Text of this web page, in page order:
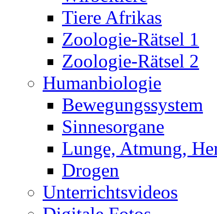
Tiere Afrikas
Zoologie-Rätsel 1
Zoologie-Rätsel 2
Humanbiologie
Bewegungssystem
Sinnesorgane
Lunge, Atmung,
Drogen
Unterrichtsvideos